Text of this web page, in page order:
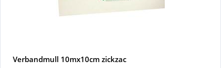
Verbandmull 10mx10cm zickzac